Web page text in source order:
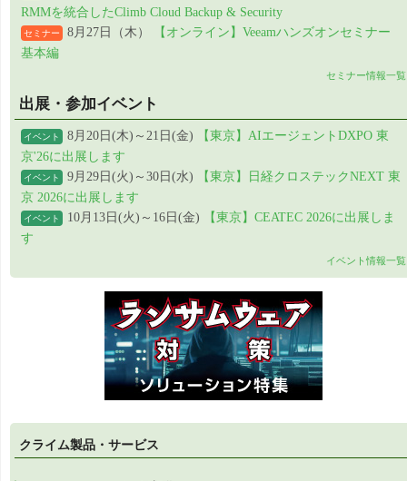
RMMを統合したClimb Cloud Backup & Security
セミナー 8月27日（木）
【オンライン】Veeamハンズオンセミナー
基本編
セミナー情報一覧
出展・参加イベント
イベント 8月20日(木)～21日(金)
【東京】AIエージェントDXPO 東
京'26に出展します
イベント 9月29日(火)～30日(水)
【東京】日経クロステックNEXT 東
京 2026に出展します
イベント 10月13日(火)～16日(金)
【東京】CEATEC 2026に出展しま
す
イベント情報一覧
クライム製品・サービス